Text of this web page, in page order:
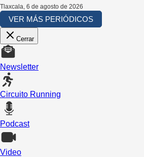
Tlaxcala 6 de agosto de 2026
VER MÁS PERIÓDICOS
Cerrar
Newsletter
Circuito Running
Podcast
Video